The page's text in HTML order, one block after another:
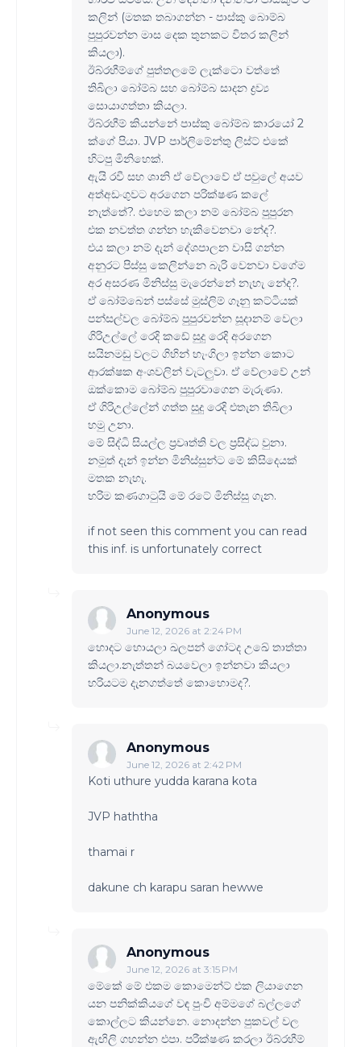
කලින් (මතක තබාගන්න - පාස්කු බොම්බ
පුපුරවන්න මාස දෙක තුනකට විතර කලින්
කියලා).
ඊබ්රහීම්ගේ පුත්තලමේ ලැක්ටො වත්තේ
තිබිලා බෝම්බ සහ බෝම්බ සාදන ද්‍රව්‍ය
සොයාගත්තා කියලා.
ඊබ්රහීම් කියන්නේ පාස්කු බෝම්බ කාරයෝ 2
ක්ගේ පියා. JVP පාර්ලිමේන්තු ලිස්ට් එකේ
හිටපු මිනිහෙක්.
ඇයි රවී සහ ශානි ඒ වේලාවේ ඒ පවුලේ අයව
අත්අඩංගුවට අරගෙන පරික්ෂණ කලේ
නැත්තේ?. එහෙම කලා නම් බෝම්බ පුපුරන
එක නවත්ත ගන්න හැකිවෙනවා නේද?.
එය කලා නම් දැන් දේශපාලන වාසි ගන්න
අනුරට පිස්සු කෙලින්නෙ බැරි වෙනවා වගේම
අර අසරණ මිනිස්සු මැරෙන්නේ නැහැ නේද?.
ඒ බෝම්බෙන් පස්සේ මුස්ලිම් ගෑනු කට්ටියක්
පන්සල්වල බෝම්බ පුපුරවන්න සූදානම් වෙලා
ගිරිඋල්ලේ රෙදි කඩේ සුදු රෙදි අරගෙන
සයිනමඩු වලට ගිහින් හැංගිලා ඉන්න කොට
ආරක්ෂක අංශවලින් වැටලුවා. ඒ වේලාවේ උන්
ඔක්කොම බෝම්බ පුපුරවාගෙන මැරුණා.
ඒ ගිරිඋල්ලේන් ගත්ත සුදු රෙදි එතැන තිබිලා
හමු උනා.
මේ සිද්ධි සියල්ල ප්‍රවෘත්ති වල ප්‍රසිද්ධ වුනා.
නමුත් දැන් ඉන්න මිනිස්සුන්ට මේ කිසිදෙයක්
මතක නැහැ.
හරිම කණගාටුයි මේ රටේ මිනිස්සු ගැන.
if not seen this comment you can read
this inf. is unfortunately correct
Anonymous
June 12, 2026 at 2:24 PM
හොදට හොයලා ඛලපන් ගෝටද උඛේ තාත්තා
කියලා.නැත්තන් බයවෙලා ඉන්නවා කියලා
හරියටම දැනගත්තේ කොහොමද?.
Anonymous
June 12, 2026 at 2:42 PM
Koti uthure yudda karana kota
JVP haththa
thamai r
dakune ch karapu saran hewwe
Anonymous
June 12, 2026 at 3:15 PM
මේකේ මේ එකම කොමෙන්ට් එක ලියාගෙන
යන පනික්කියගේ වඳ පුංචි අම්මගේ බල්ලගේ
කොල්ලට කියන්නෙ. නොදන්න පුකවල් වල
ඇඟිලි ගහන්න එපා. පරීක්ෂණ කරලා ඊබ්රහීම්